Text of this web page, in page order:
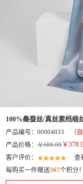
100%桑蚕丝/真丝素绉缎
产品编号：00004033
（
产品价格： ￥680.00 ￥
客户评价：
查
每购买一件赠送567个积分